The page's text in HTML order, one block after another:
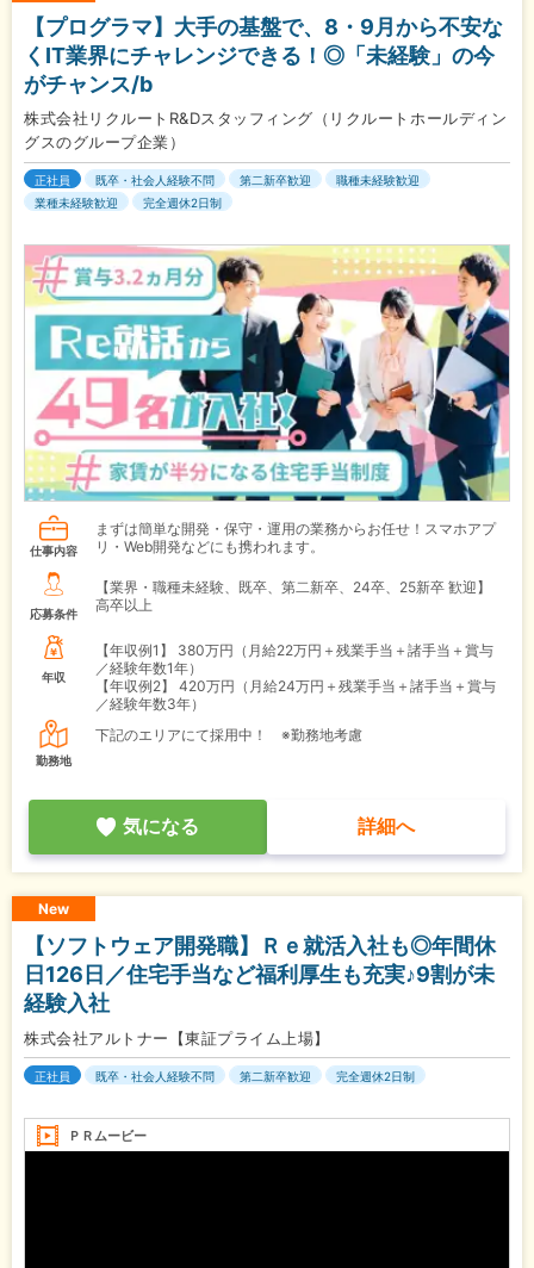
【プログラマ】大手の基盤で、8・9月から不安な
くIT業界にチャレンジできる！◎「未経験」の今
がチャンス/b
株式会社リクルートR&Dスタッフィング（リクルートホールディン
グスのグループ企業）
正社員 既卒・社会人経験不問 第二新卒歓迎
職種未経験歓迎
業種未経験歓迎
完全週休2日制
仕事内容
まずは簡単な開発・保守・運用の業務からお任せ！スマホアプ
リ・Web開発などにも携われます。
応募条件
【業界・職種未経験、既卒、第二新卒、24卒、25新卒 歓迎】
高卒以上
年収
【年収例1】
380万円（月給22万円＋残業手当＋諸手当＋賞与
／経験年数1年）
【年収例2】
420万円（月給24万円＋残業手当＋諸手当＋賞与
／経験年数3年）
勤務地
下記のエリアにて採用中！ ※勤務地考慮
気になる 詳細へ
New
【ソフトウェア開発職】Ｒｅ就活入社も◎年間休
日126日／住宅手当など福利厚生も充実♪9割が未
経験入社
株式会社アルトナー【東証プライム上場】
正社員 既卒・社会人経験不問 第二新卒歓迎 完全週休2日制
ＰＲムービー